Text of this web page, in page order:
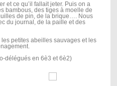
et ce qu’il fallait jeter. Puis on a
bambous, des tiges à moelle de
de pin, de la brique…. Nous
du journal, de la paille et des
petites abeilles sauvages et les
délégués en 6è3 et 6è2)